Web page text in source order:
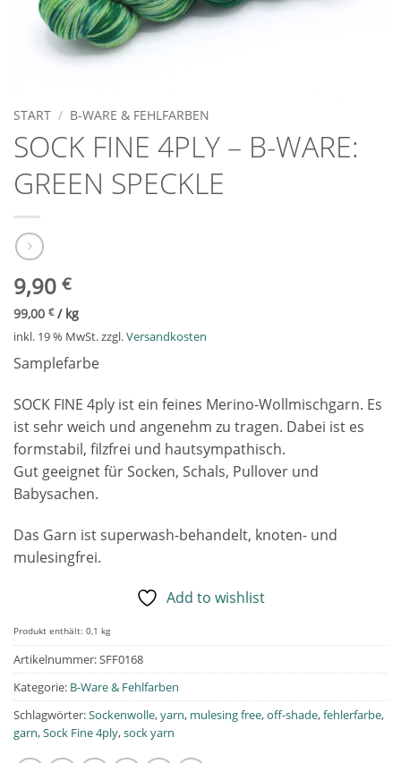
START / B-WARE & FEHLFARBEN
SOCK FINE 4PLY – B-WARE:
GREEN SPECKLE
9,90 €
99,00 €/ kg
inkl. 19 % MwSt.zzgl.Versandkosten
Samplefarbe
SOCK FINE 4ply ist ein feines Merino-Wollmischgarn. Es
ist sehr weich und angenehm zu tragen. Dabei ist es
formstabil, filzfrei und hautsympathisch.
Gut geeignet für Socken, Schals, Pullover und
Babysachen.
Das Garn ist superwash-behandelt, knoten- und
mulesingfrei.
Add to wishlist
Produkt enthält: 0,1 kg
Artikelnummer:SFF0168
Kategorie: B-Ware & Fehlfarben
Schlagwörter:Sockenwolle,yarn, mulesing free,off-shade,fehlerfarbe,
garn,Sock Fine 4ply,sock yarn